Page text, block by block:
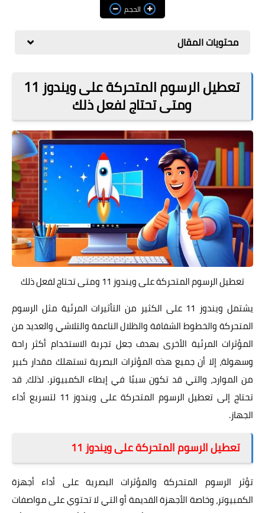
الربح من الانترنت
ذكاء اصطناعي
الحجم
محتويات المقال
تعطيل الرسوم المتحركة على ويندوز 11
ومتى تحتاج لفعل ذلك
تعطيل الرسوم المتحركة على ويندوز 11 ومتى تحتاج لفعل ذلك
يشتمل ويندوز 11 على الكثير من التأثيرات المرئية مثل الرسوم
المتحركة والخطوط الشفافة والظلال الناعمة والتلاشي والعديد من
المؤثرات المرئية الأخرى بهدف جعل تجربة الاستخدام أكثر راحة
وسهولة، إلا أن جميع هذه المؤثرات البصرية تستهلك مقدار كبير
من الموارد، والتي قد تكون سببًا في إبطاء الكمبيوتر. لذلك، قد
تحتاج إلى تعطيل الرسوم المتحركة على ويندوز 11 لتسريع أداء
الجهاز.
تعطيل الرسوم المتحركة على ويندوز 11
تؤثر الرسوم المتحركة والمؤثرات البصرية على أداء أجهزة
الكمبيوتر، وخاصة الأجهزة القديمة أو التي لا تحتوي على مواصفات